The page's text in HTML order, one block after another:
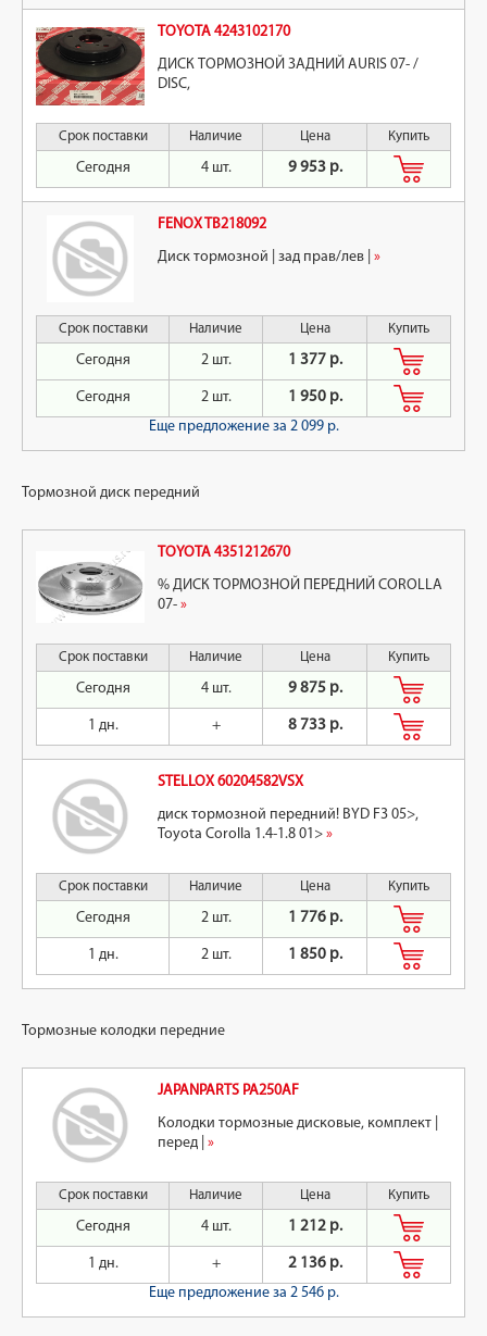
TOYOTA 4243102170
ДИСК ТОРМОЗНОЙ ЗАДНИЙ AURIS 07- /
DISC,
Срок поставки Наличие Цена Купить
Сегодня 4 шт. 9 953 р.
FENOX TB218092
Диск тормозной | зад прав/лев | »
Срок поставки Наличие Цена Купить
Сегодня 2 шт. 1 377 р.
Сегодня 2 шт.
1 950 р.
Еще предложение за 2 099 р.
Тормозной диск передний
TOYOTA 4351212670
% ДИСК ТОРМОЗНОЙ ПЕРЕДНИЙ COROLLA
07- »
Срок поставки Наличие Цена Купить
Сегодня 4 шт. 9 875 р.
1 дн. + 8 733 р.
STELLOX 60204582VSX
диск тормозной передний! BYD F3 05>,
Toyota Corolla 1.4-1.8 01> »
Срок поставки Наличие Цена Купить
Сегодня 2 шт. 1 776 р.
1 дн. 2 шт. 1 850 р.
Тормозные колодки передние
JAPANPARTS PA250AF
Колодки тормозные дисковые, комплект |
перед | »
Срок поставки Наличие Цена Купить
Сегодня 4 шт. 1 212 р.
1 дн. +
2 136 р.
Еще предложение за 2 546 р.